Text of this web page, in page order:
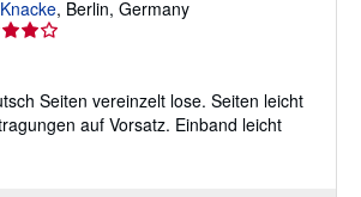
, Berlin, Germany
Seiten vereinzelt lose. Seiten leicht
auf Vorsatz. Einband leicht